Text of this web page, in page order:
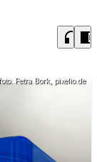
headphones chrome_reader_mode
Petra Bork, pixelio.de